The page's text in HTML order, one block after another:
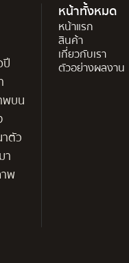
ปี
พบน
ตัว
า
พ
หน้าทั้งหมด
หน้าแรก
สินค้า
เกี่ยวกับเรา
ตัวอย่างผลงาน